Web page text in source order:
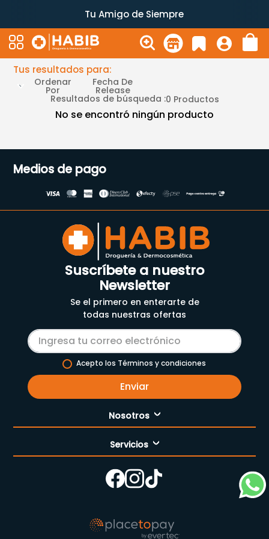
Tu Amigo de Siempre
Tus resultados para:
Ordenar
Por
Fecha De
Release
Resultados de búsqueda :0 Productos
No se encontró ningún producto
Medios de pago
Suscríbete a nuestro
Newsletter
Se el primero en enterarte de
todas nuestras ofertas
Acepto los Términos y condiciones
Enviar
Nosotros
Nuestra empresa
Cómo comprar
Nuestras tiendas
Campaña del mes
Servicios
Enfermería